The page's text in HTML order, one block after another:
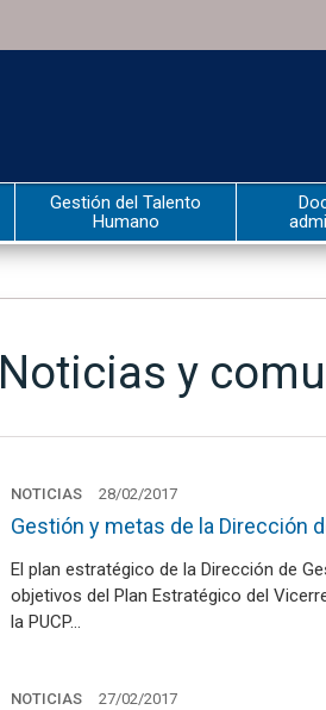
Gestión del Talento
Humano
Noticias y
NOTICIAS 28/02/2017
Gestión y metas de la Dirección
El plan estratégico de la Dirección de
objetivos del Plan Estratégico del
la PUCP…
NOTICIAS 27/02/2017